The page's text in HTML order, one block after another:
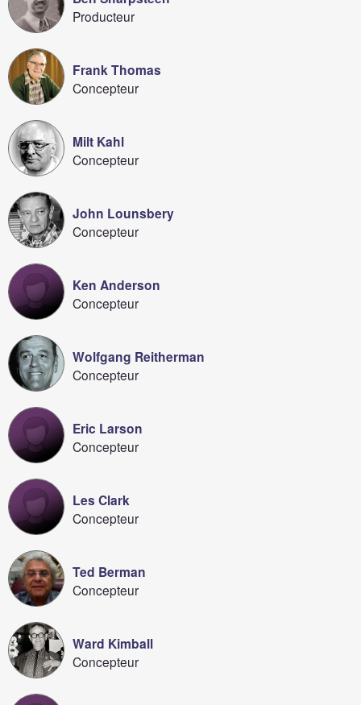
Producteur
Frank Thomas
Concepteur
Milt Kahl
Concepteur
John Lounsbery
Concepteur
Ken Anderson
Concepteur
Wolfgang Reitherman
Concepteur
Eric Larson
Concepteur
Les Clark
Concepteur
Ted Berman
Concepteur
Ward Kimball
Concepteur